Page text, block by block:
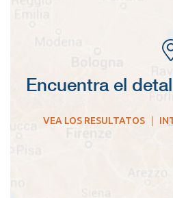
Encuentra el
VEA LOS RESULTATOS |